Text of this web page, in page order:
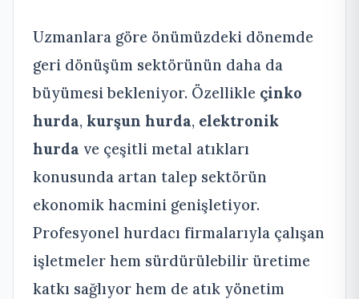
Uzmanlara göre önümüzdeki dönemde
geri dönüşüm sektörünün daha da
büyümesi bekleniyor. Özellikle çinko
hurda, kurşun hurda, elektronik
hurda ve çeşitli metal atıkları
konusunda artan talep sektörün
ekonomik hacmini genişletiyor.
Profesyonel hurdacı firmalarıyla çalışan
işletmeler hem sürdürülebilir üretime
katkı sağlıyor hem de atık yönetim